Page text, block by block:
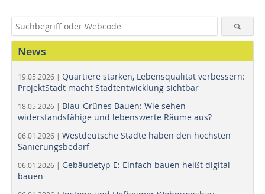
News
19.05.2026 | Quartiere stärken, Lebensqualität verbessern:
ProjektStadt macht Stadtentwicklung sichtbar
18.05.2026 | Blau-Grünes Bauen: Wie sehen
widerstandsfähige und lebenswerte Räume aus?
06.01.2026 | Westdeutsche Städte haben den höchsten
Sanierungsbedarf
06.01.2026 | Gebäudetyp E: Einfach bauen heißt digital
bauen